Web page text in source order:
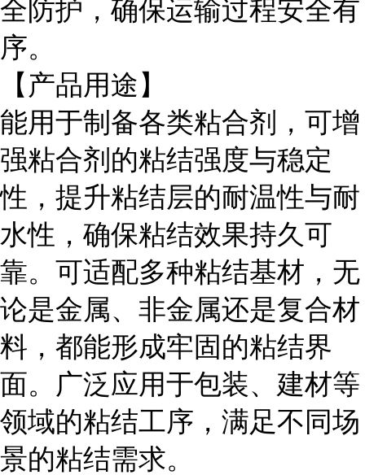
全防护，确保运输过程安全有
序。
【产品用途】
能用于制备各类粘合剂，可增
强粘合剂的粘结强度与稳定
性，提升粘结层的耐温性与耐
水性，确保粘结效果持久可
靠。可适配多种粘结基材，无
论是金属、非金属还是复合材
料，都能形成牢固的粘结界
面。广泛应用于包装、建材等
领域的粘结工序，满足不同场
景的粘结需求。